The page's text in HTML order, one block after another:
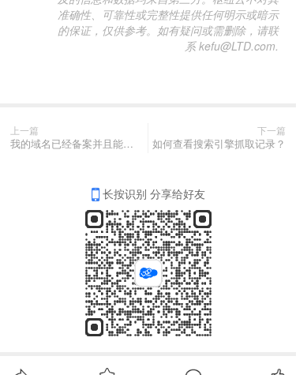
准确性、可靠性或完整性提供任何明示或暗示
的保证，仅供参考。如有疑问或需删除，请联
系 kefu@LTD.com.
上一篇
我的域名已经备案并且能正常访问，但为什么后台更新时仍然显示为未备案？
下一篇
如何查看搜索引擎抓取记录？
长按识别 分享给好友